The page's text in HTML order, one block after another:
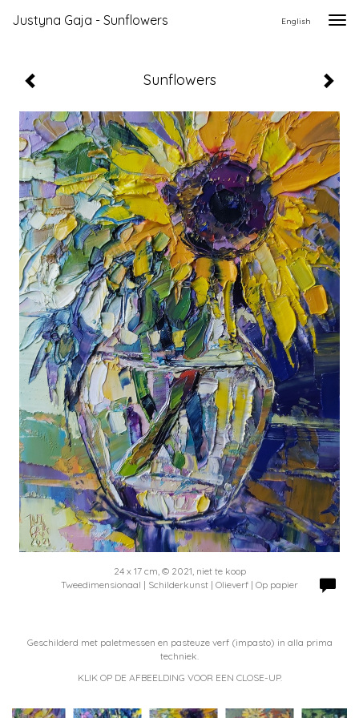
Justyna Gaja - Sunflowers English
Sunflowers
24 x 17 cm, © 2021, niet te koop
Tweedimensionaal | Schilderkunst | Olieverf | Op papier
Geschilderd met paletmessen en pasteuze verf (impasto) in alla prima
techniek.
KLIK OP DE AFBEELDING VOOR EEN CLOSE-UP.